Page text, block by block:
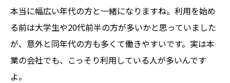
本当に幅広い年代の方と一緒になりますね。利用を始め
る前は大学生や20代前半の方が多いかと思っていました
が、意外と同年代の方も多くて働きやすいです。実は本
業の会社でも、こっそり利用している人が多いんです
よ。